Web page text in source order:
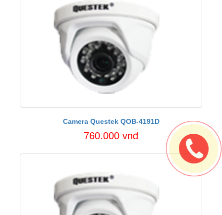
Camera Questek QOB-4191D
760.000 vnđ